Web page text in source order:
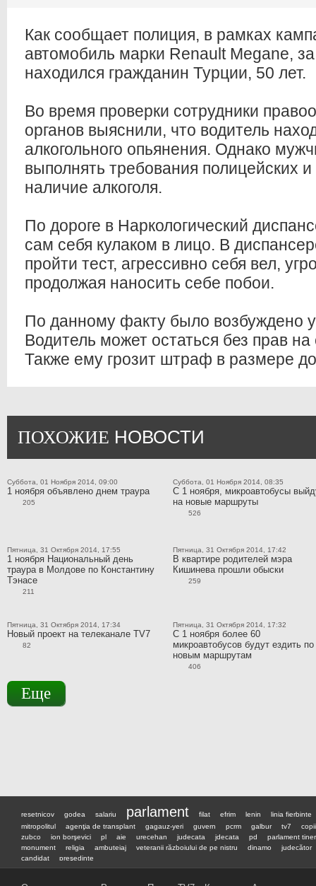
Как сообщает полиция, в рамках
автомобиль марки Renault Megane,
находился гражданин Турции, 50 лет.
Во время проверки сотрудники
органов выяснили, что водитель
алкогольного опьянения. Однако
выполнять требования полицейских
наличие алкоголя.
По дороге в Наркологический
сам себя кулаком в лицо. В
пройти тест, агрессивно себя вел,
продолжая наносить себе побои.
По данному факту было возбуждено
Водитель может остаться без прав на
Также ему грозит штраф в размере
ПОХОЖИЕ НОВОСТИ
Суббота, 01 Ноября 2014, 09:00
1 ноября объявлено днем траура
205
Суббота, 01 Ноября 2014, 08:35
С 1 ноября, микроавтобусы
на новые маршруты
526
Пятница, 31 Октября 2014, 17:55
1 ноября Национальный день
траура в Молдове по Константину
Тэнасе
211
Пятница, 31 Октября 2014, 17:42
В квартире родителей мэра
Кишинева прошли обыски
259
Пятница, 31 Октября 2014, 17:34
Новый проект на телеканале TV7
82
Пятница, 31 Октября 2014, 17:32
С 1 ноября более 60
микроавтобусов будут ездить по
новым маршрутам
406
Еще
resetnicov godea salariu parlament filat efrim lenin
linia fierbinte
mitropolitul
agenţia de transplant gagauz-yeri guvern pcrm galbur tv7
copii
zubco
ion borşevici pl aie urecehan judecata jdecata pd
parlament
monument
religia ambuteiaj veteranii războiului de pe nistru dinamo
judecător
candidat
preşedinte